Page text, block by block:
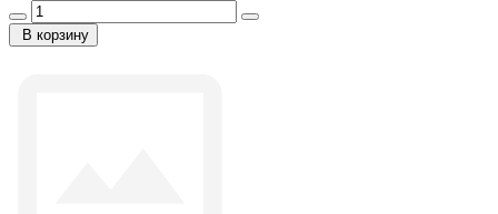
В корзину